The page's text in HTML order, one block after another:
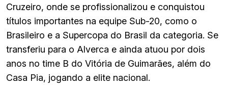
Cruzeiro, onde se profissionalizou e conquistou
títulos importantes na equipe Sub-20, como o
Brasileiro e a Supercopa do Brasil da categoria. Se
transferiu para o Alverca e ainda atuou por dois
anos no time B do Vitória de Guimarães, além do
Casa Pia, jogando a elite nacional.